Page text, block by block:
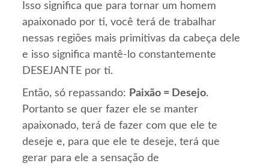
Isso significa que para tornar um homem
apaixonado por ti, você terá de trabalhar
nessas regiões mais primitivas da cabeça dele
e isso significa mantê-lo constantemente
DESEJANTE por ti.
Então, só repassando: Paixão = Desejo.
Portanto se quer fazer ele se manter
apaixonado, terá de fazer com que ele te
deseje e, para que ele te deseje, terá que
gerar para ele a sensação de